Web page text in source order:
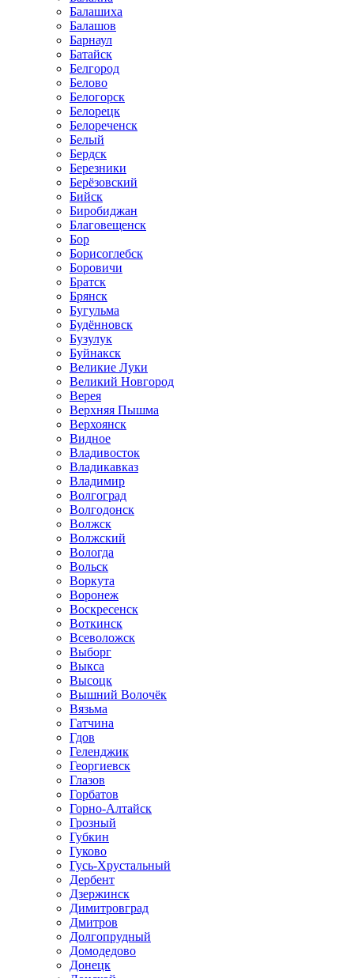
Балашиха
Балашов
Барнаул
Батайск
Белгород
Белово
Белогорск
Белорецк
Белореченск
Белый
Бердск
Березники
Берёзовский
Бийск
Биробиджан
Благовещенск
Бор
Борисоглебск
Боровичи
Братск
Брянск
Бугульма
Будённовск
Бузулук
Буйнакск
Великие Луки
Великий Новгород
Верея
Верхняя Пышма
Верхоянск
Видное
Владивосток
Владикавказ
Владимир
Волгоград
Волгодонск
Волжск
Волжский
Вологда
Вольск
Воркута
Воронеж
Воскресенск
Воткинск
Всеволожск
Выборг
Выкса
Высоцк
Вышний Волочёк
Вязьма
Гатчина
Гдов
Геленджик
Георгиевск
Глазов
Горбатов
Горно-Алтайск
Грозный
Губкин
Гуково
Гусь-Хрустальный
Дербент
Дзержинск
Димитровград
Дмитров
Долгопрудный
Домодедово
Донецк